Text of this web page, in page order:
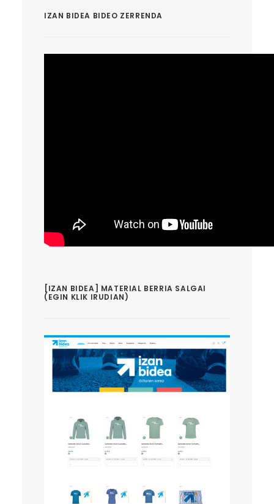
IZAN BIDEA BIDEO ZERRENDA
[IZAN BIDEA] MATERIAL BERRIA SALGAI
(EGIN KLIK IRUDIAN)